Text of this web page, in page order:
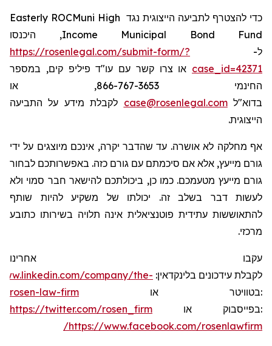
כדי להצטרף לתביעה הייצוגית נגד Easterly ROCMuni High
Income Municipal Bond Fund, היכנסו
ל- https://rosenlegal.com/submit-form/?
case_id=42371 או צרו קשר עם עו"ד פיליפ קים, במספר
החינמי 866-767-3653, או
בדוא"לcase@rosenlegal.com לקבלת מידע על התביעה
הייצוגית.
אף מחלקה לא אושרה. עד שהדבר יקרה, אינכם מיוצגים על ידי
גורם מייעץ, אלא אם סיכמתם עם גורם כזה. באפשרותכם לבחור
גורם מייעץ מטעמכם. כמו כן, ביכולתכם להישאר חבר סמוי ולא
לעשות דבר בשלב זה. יכולתו של משקיע להיות שותף
להתאוששות עתידית פוטנציאלית אינה תלויה בשירותו כתובע
מרכזי.
עקבו אחרינו
לקבלת עידכונים בלינקדאין:
company/the-
rosen-law-firm או בטוויטר:
https://twitter.com/rosen_firm או בפייסבוק:
https://www.facebook.com/rosenlawfirm/